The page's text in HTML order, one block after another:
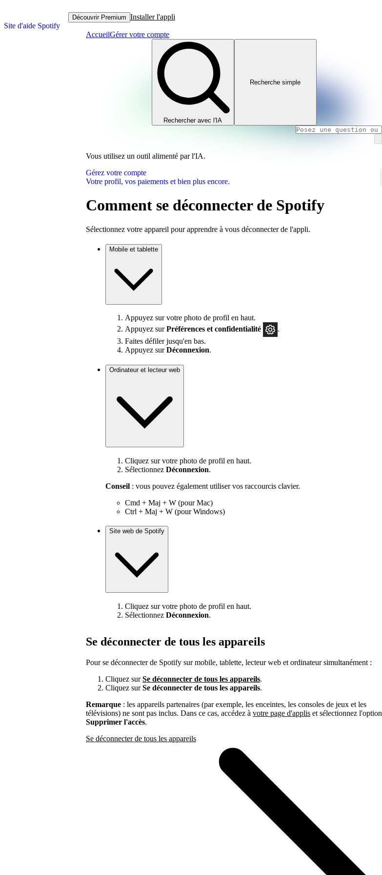
Site d'aide Spotify
Découvrir Premium Installer l'appli
AccueilGérer votre compte
Rechercher avec l'IA
Recherche simple
Vous utilisez un outil alimenté par l'IA.
Gérez votre compte
Votre profil, vos paiements et bien plus encore.
Comment se déconnecter de Spotify
Sélectionnez votre appareil pour apprendre à vous déconnecter de l'appli.
Mobile et tablette
Appuyez sur votre photo de profil en haut.
Appuyez surPréférences et confidentialité
.
Faites défiler jusqu'en bas.
Appuyez surDéconnexion.
Ordinateur et lecteur web
Cliquez sur votre photo de profil en haut.
Sélectionnez Déconnexion.
Conseil : vous pouvez également utiliser vos raccourcis clavier.
Cmd + Maj + W (pour Mac)
Ctrl + Maj + W (pour Windows)
Site web de Spotify
Cliquez sur votre photo de profil en haut.
Sélectionnez Déconnexion.
Se déconnecter de tous les appareils
Pour se déconnecter de Spotify sur mobile, tablette, lecteur web et ordinateur simultanément :
Cliquez surSe déconnecter de tous les appareils.
Cliquez surSe déconnecter de tous les appareils.
Remarque : les appareils partenaires (par exemple, les enceintes, les consoles de jeux et les
télévisions) ne sont pas inclus. Dans ce cas, accédez à votre page d'applis et sélectionnez l'option
Supprimer l'accès.
Se déconnecter de tous les appareils